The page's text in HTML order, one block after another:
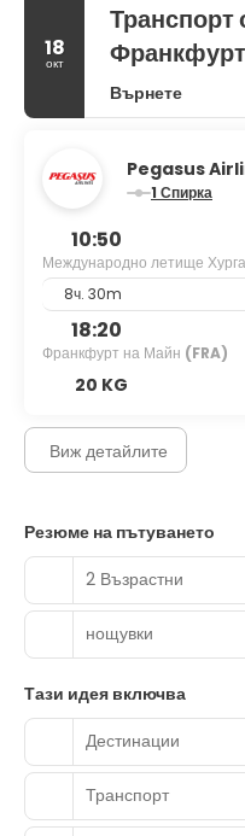
18
окт
Транспорт
Франкфурт
Върнете
Pegasus
1 Спирка
10:50
Международно летище
8ч. 30m
18:20
Франкфурт на Майн (FRA)
20 KG
Виж детайлите
Резюме на пътуването
2 Възрастни
нощувки
Тази идея включва
Дестинации
Транспорт